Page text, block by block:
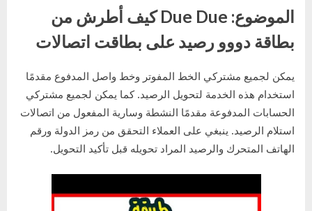
الموضوع: Due Due كيف أطرش من
بطاقة دووو رصيد على بطاقت اتصالات
يمكن لجميع مشتركي الخط المفوتر وخط واصل المدفوع مقدمًا
استخدام هذه الخدمة لتحويل الرصيد. كما يمكن لجميع مشتركي
الحسابات المدفوعة مقدمًا النشطة وسارية المفعول من اتصالات
استلام الرصيد. ينبغي على العملاء التحقق من رمز الدولة ورقم
الهاتف المتحرك والرصيد المراد تحويله قبل تأكيد التحويل.